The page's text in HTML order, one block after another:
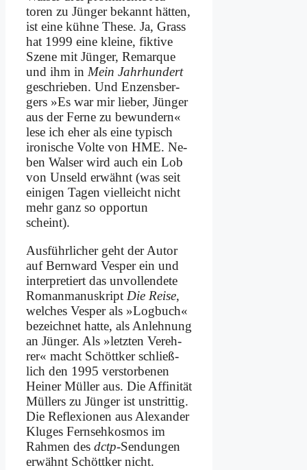
toren zu Jün­ger be­kannt hät­ten,
ist ei­ne küh­ne The­se. Ja, Grass
hat 1999 ei­ne klei­ne, fik­ti­ve
Sze­ne mit Jün­ger, Re­mar­que
und ihm in Mein Jahr­hun­dert
ge­schrie­ben. Und En­zens­ber­
gers »Es war mir lie­ber, Jün­ger
aus der Fer­ne zu be­wun­dern«
le­se ich eher als ei­ne ty­pisch
iro­ni­sche Vol­te von HME. Ne­
ben Wal­ser wird auch ein Lob
von Un­seld er­wähnt (was seit
ei­ni­gen Ta­gen viel­leicht nicht
mehr ganz so op­por­tun
scheint).
Aus­führ­li­cher geht der Au­tor
auf Bern­ward Ves­per ein und
in­ter­pre­tiert das un­voll­ende­te
Ro­man­ma­nu­skript Die Rei­se,
wel­ches Ves­per als »Log­buch«
be­zeich­net hat­te, als An­leh­nung
an Jün­ger. Als »letz­ten Ver­eh­
rer« macht Schött­ker schließ­
lich den 1995 ver­stor­be­nen
Hei­ner Mül­ler aus. Die Af­fi­ni­tät
Mül­lers zu Jün­ger ist un­strit­tig.
Die Re­fle­xio­nen aus Alex­an­der
Klu­ges Fern­seh­kos­mos im
Rah­men des dctp-Sen­dun­gen
er­wähnt Schött­ker nicht.